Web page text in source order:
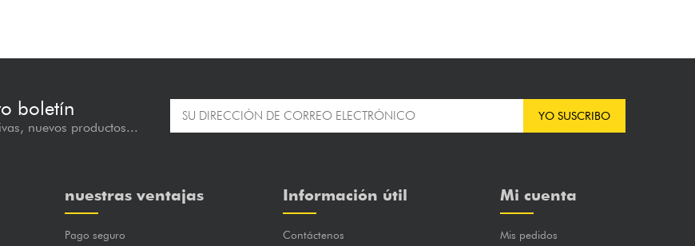
boletín
nuevos productos...
YO SUSCRIBO
nuestras ventajas
Pago seguro
Información útil
Contáctenos
Mi cuenta
Mis pedidos